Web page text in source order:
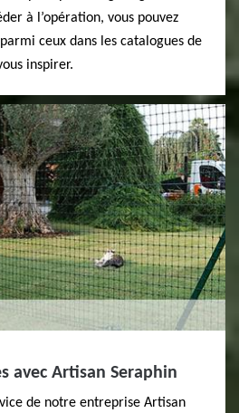
à l’opération, vous pouvez
ceux dans les catalogues de
inspirer.
avec Artisan Seraphin
de notre entreprise Artisan